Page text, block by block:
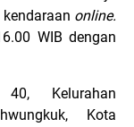
online.
WIB dengan
Kelurahan
Kota